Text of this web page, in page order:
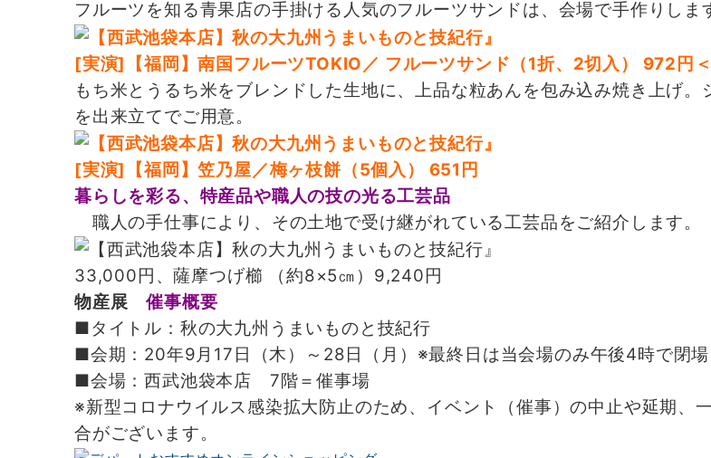
フルーツを知る青果店の手掛ける人気のフルーツサンドは、会場で手作りしま
[実演]【福岡】南国フルーツTOKIO／ フルーツサンド（1折、2切入） 972円
もち米とうるち米をブレンドした生地に、上品な粒あんを包み込み焼き上げ。
を出来立てでご用意。
[実演]【福岡】笠乃屋／梅ヶ枝餅（5個入） 651円
暮らしを彩る、特産品や職人の技の光る工芸品
職人の手仕事により、その土地で受け継がれている工芸品をご紹介します。
33,000円、薩摩つげ櫛 （約8×5㎝）9,240円
物産展催事概要
■タイトル：秋の大九州うまいものと技紀行
■会期：20年9月17日（木）～28日（月）※最終日は当会場のみ午後4時で閉場
■会場：西武池袋本店 7階＝催事場
※新型コロナウイルス感染拡大防止のため、イベント（催事）の中止や延期、
合がございます。